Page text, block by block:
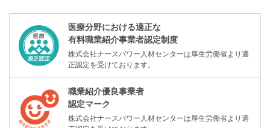
医療分野における適正な
有料職業紹介事業者認定制度
株式会社ナースパワー人材センターは厚生労働省より適
正認定を受けております。
職業紹介優良事業者
認定マーク
株式会社ナースパワー人材センターは厚生労働省より適